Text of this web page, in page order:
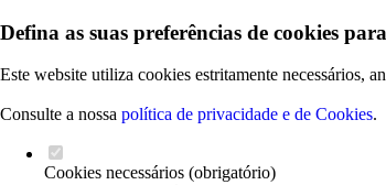
Defina as suas preferências de cookies
Este website utiliza cookies estritamente necessários,
Consulte a nossa política de privacidade e de Cookies.
Cookies necessários (obrigatório)